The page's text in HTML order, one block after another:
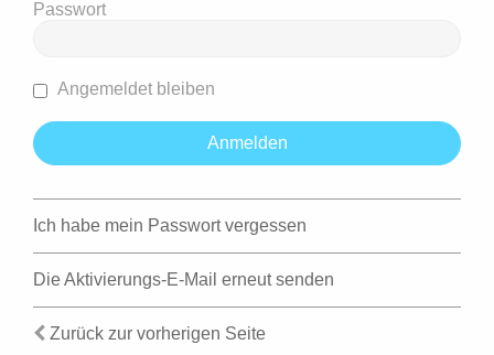
Passwort
Angemeldet bleiben
Ich habe mein Passwort vergessen
Die Aktivierungs-E-Mail erneut senden
Zurück zur vorherigen Seite